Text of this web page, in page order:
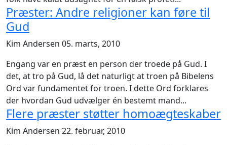
Præster: Andre religioner kan føre til
Gud
Kim Andersen 05. marts, 2010
Engang var en præst en person der troede på Gud. I
det, at tro på Gud, lå det naturligt at troen på Bibelens
Ord var fundamentet for troen. I dette Ord forklares
der hvordan Gud udvælger én bestemt mand...
Flere præster støtter homoægteskaber
Kim Andersen 22. februar, 2010